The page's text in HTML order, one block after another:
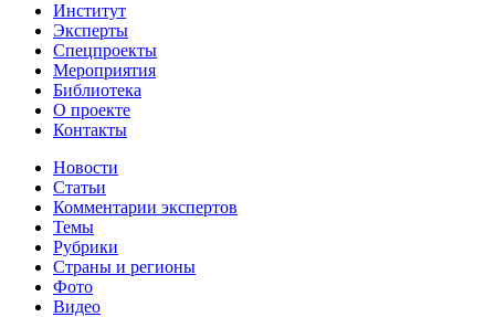
Институт
Эксперты
Спецпроекты
Мероприятия
Библиотека
О проекте
Контакты
Новости
Статьи
Комментарии экспертов
Темы
Рубрики
Страны и регионы
Фото
Видео